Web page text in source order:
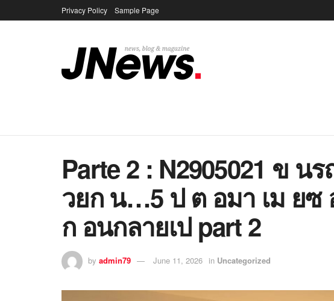
Privacy Policy Sample Page
Parte 2 : N2905021 ข น
วยก น…5 ป ต อมา เม ยซ
ก อนกลายเป part 2
by admin79 June 11, 2026 in Uncategorized